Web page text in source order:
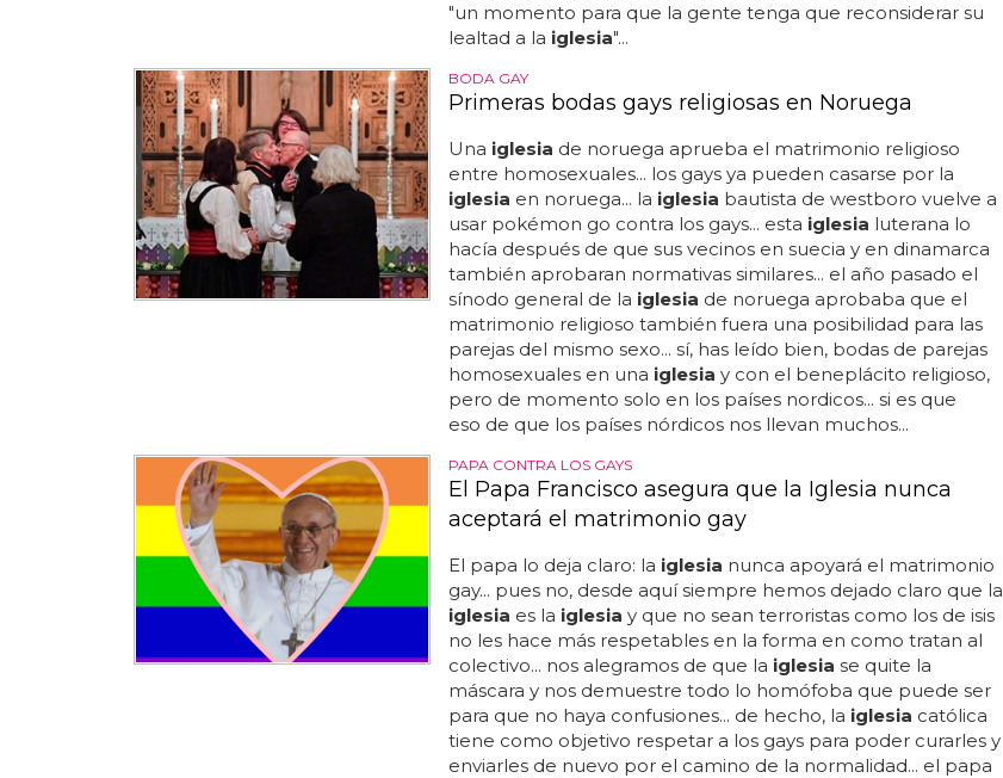
"un momento para que la gente tenga que reconsiderar su
lealtad a la iglesia"...
BODA GAY
Primeras bodas gays religiosas en Noruega
Una iglesia de noruega aprueba el matrimonio religioso
entre homosexuales... los gays ya pueden casarse por la
iglesia en noruega... la iglesia bautista de westboro vuelve a
usar pokémon go contra los gays... esta iglesia luterana lo
hacía después de que sus vecinos en suecia y en dinamarca
también aprobaran normativas similares... el año pasado el
sínodo general de la iglesia de noruega aprobaba que el
matrimonio religioso también fuera una posibilidad para las
parejas del mismo sexo... sí, has leído bien, bodas de parejas
homosexuales en una iglesia y con el beneplácito religioso,
pero de momento solo en los países nordicos... si es que
eso de que los países nórdicos nos llevan muchos...
PAPA CONTRA LOS GAYS
El Papa Francisco asegura que la Iglesia nunca
aceptará el matrimonio gay
El papa lo deja claro: la iglesia nunca apoyará el matrimonio
gay... pues no, desde aquí siempre hemos dejado claro que la
iglesia es la iglesia y que no sean terroristas como los de isis
no les hace más respetables en la forma en como tratan al
colectivo... nos alegramos de que la iglesia se quite la
máscara y nos demuestre todo lo homófoba que puede ser
para que no haya confusiones... de hecho, la iglesia católica
tiene como objetivo respetar a los gays para poder curarles y
enviarles de nuevo por el camino de la normalidad... el papa